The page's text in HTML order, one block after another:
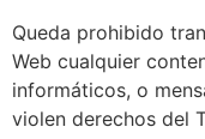
Queda prohibido
Web cualquier
informáticos, o
violen derechos del